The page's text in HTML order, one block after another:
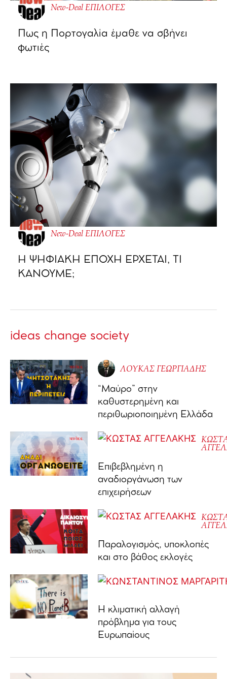
New-Deal ΕΠΙΛΟΓΕΣ
Πως η Πορτογαλία έμαθε να σβήνει
φωτιές
New-Deal ΕΠΙΛΟΓΕΣ
Η ΨΗΦΙΑΚΗ ΕΠΟΧΗ ΕΡΧΕΤΑΙ, ΤΙ
ΚΑΝΟΥΜΕ;
ideas change society
ΛΟΥΚΑΣ ΓΕΩΡΓΙΑΔΗΣ
“Μαύρο” στην
καθυστερημένη και
περιθωριοποιημένη Ελλάδα
Επιβεβλημένη η
αναδιοργάνωση των
επιχειρήσεων
Παραλογισμός, υποκλοπές
και στο βάθος εκλογές
Η κλιματική αλλαγή
πρόβλημα για τους
Ευρωπαίους